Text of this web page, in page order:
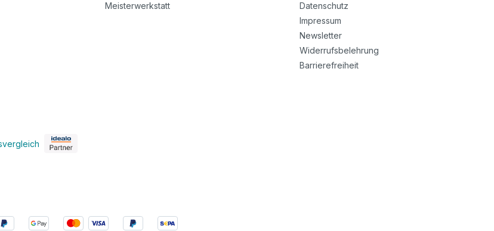
Meisterwerkstatt
Datenschutz
Impressum
Newsletter
Widerrufsbelehrung
Barrierefreiheit